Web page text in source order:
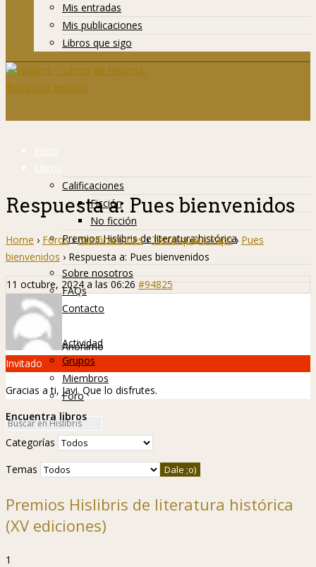
Mis entradas
Mis publicaciones
Libros que sigo
Inicio
Libros
Calificaciones
Ficción
No ficción
Premios Hislibris de literatura histórica
Info
Sobre nosotros
FAQs
Contacto
Hislibreños
Actividad
Grupos
Miembros
Foro
Respuesta a: Pues bienvenidos
Home › Foros › Notificaciones › Tetrarqu�a Papri › Pues
bienvenidos › Respuesta a: Pues bienvenidos
11 octubre, 2024 a las 06:26 #94825
Anónimo
Invitado
Gracias a ti, Javi. Que lo disfrutes.
Encuentra libros
Categorías
Temas
Premios Hislibris de literatura histórica
(XV ediciones)
1